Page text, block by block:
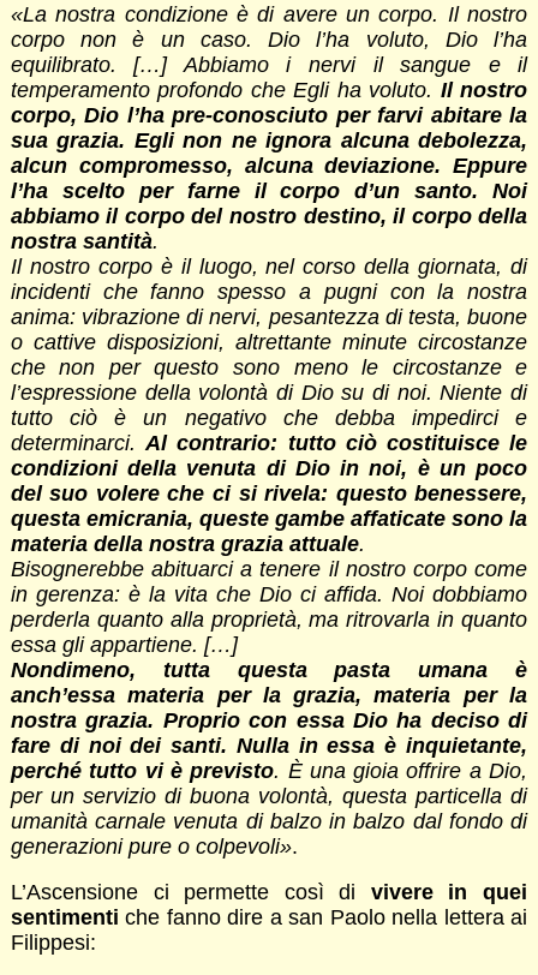
«La nostra condizione è di avere un corpo. Il nostro
corpo non è un caso. Dio l’ha voluto, Dio l’ha
equilibrato. […] Abbiamo i nervi il sangue e il
temperamento profondo che Egli ha voluto. Il nostro
corpo, Dio l’ha pre-conosciuto per farvi abitare la
sua grazia. Egli non ne ignora alcuna debolezza,
alcun compromesso, alcuna deviazione. Eppure
l’ha scelto per farne il corpo d’un santo. Noi
abbiamo il corpo del nostro destino, il corpo della
nostra santità.
Il nostro corpo è il luogo, nel corso della giornata, di
incidenti che fanno spesso a pugni con la nostra
anima: vibrazione di nervi, pesantezza di testa, buone
o cattive disposizioni, altrettante minute circostanze
che non per questo sono meno le circostanze e
l’espressione della volontà di Dio su di noi. Niente di
tutto ciò è un negativo che debba impedirci e
determinarci.Al contrario: tutto ciò costituisce le
condizioni della venuta di Dio in noi, è un poco
del suo volere che ci si rivela: questo benessere,
questa emicrania, queste gambe affaticate sono la
materia della nostra grazia attuale.
Bisognerebbe abituarci a tenere il nostro corpo come
in gerenza: è la vita che Dio ci affida. Noi dobbiamo
perderla quanto alla proprietà, ma ritrovarla in quanto
essa gli appartiene. […]
Nondimeno, tutta questa pasta umana è
anch’essa materia per la grazia, materia per la
nostra grazia. Proprio con essa Dio ha deciso di
fare di noi dei santi. Nulla in essa è inquietante,
perché tutto vi è previsto. È una gioia offrire a Dio,
per un servizio di buona volontà, questa particella di
umanità carnale venuta di balzo in balzo dal fondo di
generazioni pure o colpevoli».
L’Ascensione ci permette così di vivere in quei
sentimentiche fanno dire a san Paolo nella lettera ai
Filippesi: